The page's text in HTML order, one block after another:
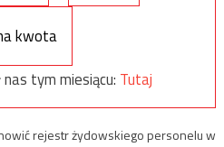
kwota
tym miesiącu: Tutaj
rejestr żydowskiego personelu w